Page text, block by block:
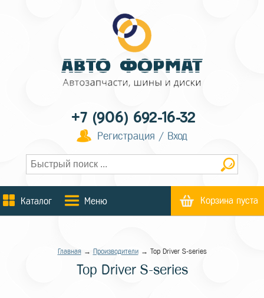
+7 (906) 692-16-32
Регистрация / Вход
Каталог Меню Корзина пуста
Главная→ Производители→ Top Driver S-series
Top Driver S-series